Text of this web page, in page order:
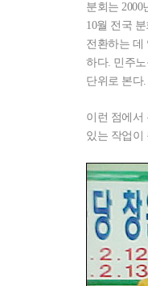
분회는
10월 전국
전환하는 데
하다. 민주
단위로 본다
이런 점에서
있는 작업이